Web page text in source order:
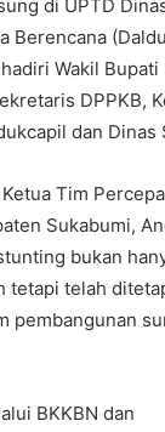
di UPTD
Berencana
Wakil Bupati
DPPKB,
dan Dinas
Tim
Sukabumi,
bukan
tetapi telah
pembangunan
BKKBN dan